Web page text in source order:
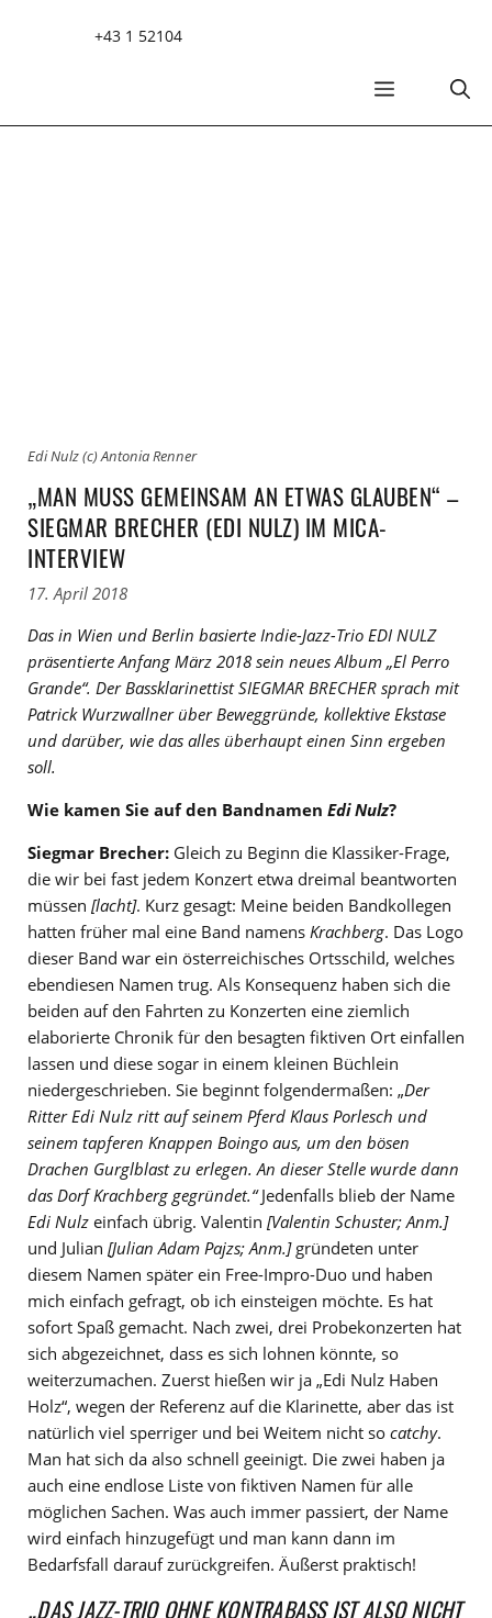
+43 1 52104
MENÜ
Edi Nulz (c) Antonia Renner
„MAN MUSS GEMEINSAM AN ETWAS GLAUBEN“ –
SIEGMAR BRECHER (EDI NULZ) IM MICA-
INTERVIEW
17. April 2018
Das in Wien und Berlin basierte Indie-Jazz-Trio EDI NULZ
präsentierte Anfang März 2018 sein neues Album „El Perro
Grande“. Der Bassklarinettist SIEGMAR BRECHER sprach mit
Patrick Wurzwallner über Beweggründe, kollektive Ekstase
und darüber, wie das alles überhaupt einen Sinn ergeben
soll.
Wie kamen Sie auf den Bandnamen Edi Nulz?
Siegmar Brecher: Gleich zu Beginn die Klassiker-Frage,
die wir bei fast jedem Konzert etwa dreimal beantworten
müssen [lacht]. Kurz gesagt: Meine beiden Bandkollegen
hatten früher mal eine Band namens Krachberg. Das Logo
dieser Band war ein österreichisches Ortsschild, welches
ebendiesen Namen trug. Als Konsequenz haben sich die
beiden auf den Fahrten zu Konzerten eine ziemlich
elaborierte Chronik für den besagten fiktiven Ort einfallen
lassen und diese sogar in einem kleinen Büchlein
niedergeschrieben. Sie beginnt folgendermaßen: „Der
Ritter Edi Nulz ritt auf seinem Pferd Klaus Porlesch und
seinem tapferen Knappen Boingo aus, um den bösen
Drachen Gurglblast zu erlegen. An dieser Stelle wurde dann
das Dorf Krachberg gegründet.“Jedenfalls blieb der Name
Edi Nulz einfach übrig. Valentin [Valentin Schuster; Anm.]
und Julian [Julian Adam Pajzs; Anm.]gründeten unter
diesem Namen später ein Free-Impro-Duo und haben
mich einfach gefragt, ob ich einsteigen möchte. Es hat
sofort Spaß gemacht. Nach zwei, drei Probekonzerten hat
sich abgezeichnet, dass es sich lohnen könnte, so
weiterzumachen. Zuerst hießen wir ja „Edi Nulz Haben
Holz“, wegen der Referenz auf die Klarinette, aber das ist
natürlich viel sperriger und bei Weitem nicht so catchy.
Man hat sich da also schnell geeinigt. Die zwei haben ja
auch eine endlose Liste von fiktiven Namen für alle
möglichen Sachen. Was auch immer passiert, der Name
wird einfach hinzugefügt und man kann dann im
Bedarfsfall darauf zurückgreifen. Äußerst praktisch!
„DAS JAZZ-TRIO OHNE KONTRABASS IST ALSO NICHT